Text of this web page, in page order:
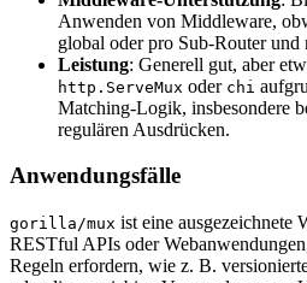
Anwenden von Middleware,
global oder pro Sub-Router
Leistung: Generell gut, aber
http.ServeMux oder chi
Matching-Logik, insbesondere
regulären Ausdrücken.
Anwendungsfälle
gorilla/mux ist eine ausgezeichnete
RESTful APIs oder
Regeln erfordern, wie z. B.